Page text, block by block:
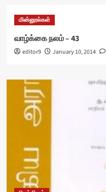
மின்னூல்கள்
வாழ்க்கை நலம் – 43
editor9 January 10, 2014